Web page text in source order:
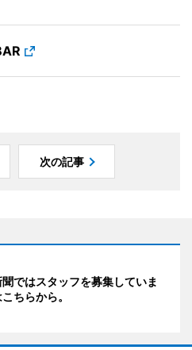
次の記事
ではスタッフを募集していま
ちらから。